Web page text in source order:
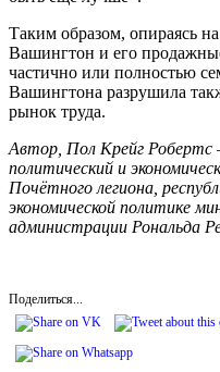
Таким образом, опираясь
Вашингтон и его
частично или полностью
Вашингтона разрушила
рынок труда.
Автор, Пол Крейг Робертс
политический и
Почётного легиона,
экономической политике
администрации Рональда
Поделиться...